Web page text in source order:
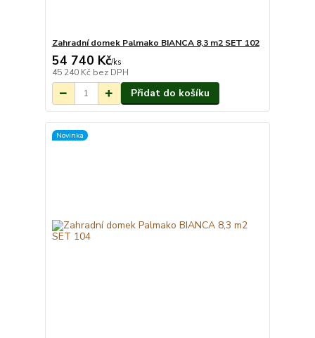
Zahradní domek Palmako BIANCA 8,3 m2 SET 102
54 740 Kč/ks
45 240 Kč bez DPH
Přidat do košíku
Novinka